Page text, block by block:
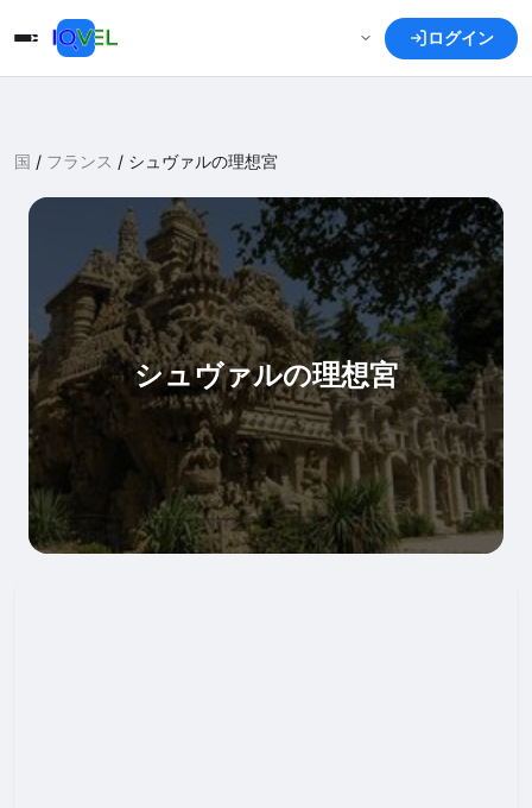
ログイン
国 / フランス / シュヴァルの理想宮
シュヴァルの理想宮